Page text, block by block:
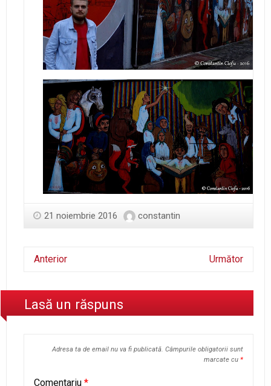
21 noiembrie 2016 constantin
Anterior Următor
Lasă un răspuns
Adresa ta de email nu va fi publicată. Câmpurile obligatorii sunt
marcate cu *
Comentariu *